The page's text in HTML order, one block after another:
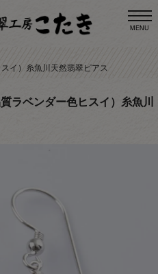
MENU
イ）糸魚川天然翡翠ピアス
ラベンダー色ヒスイ）糸魚川